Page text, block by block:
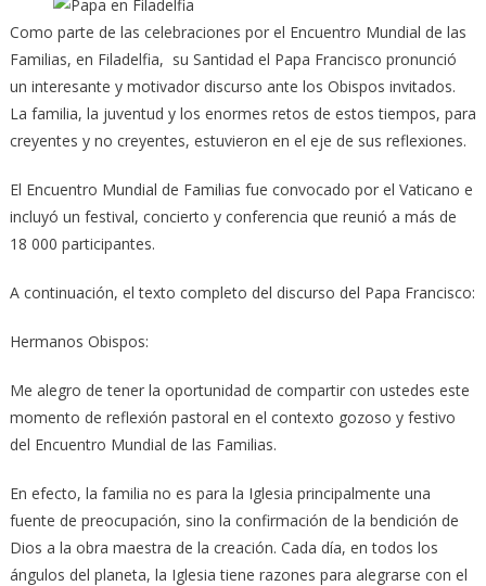
Como parte de las celebraciones por el Encuentro Mundial de las
Familias, en Filadelfia, su Santidad el Papa Francisco pronunció
un interesante y motivador discurso ante los Obispos invitados.
La familia, la juventud y los enormes retos de estos tiempos, para
creyentes y no creyentes, estuvieron en el eje de sus reflexiones.
El Encuentro Mundial de Familias fue convocado por el Vaticano e
incluyó un festival, concierto y conferencia que reunió a más de
18 000 participantes.
A continuación, el texto completo del discurso del Papa Francisco:
Hermanos Obispos:
Me alegro de tener la oportunidad de compartir con ustedes este
momento de reflexión pastoral en el contexto gozoso y festivo
del Encuentro Mundial de las Familias.
En efecto, la familia no es para la Iglesia principalmente una
fuente de preocupación, sino la confirmación de la bendición de
Dios a la obra maestra de la creación. Cada día, en todos los
ángulos del planeta, la Iglesia tiene razones para alegrarse con el